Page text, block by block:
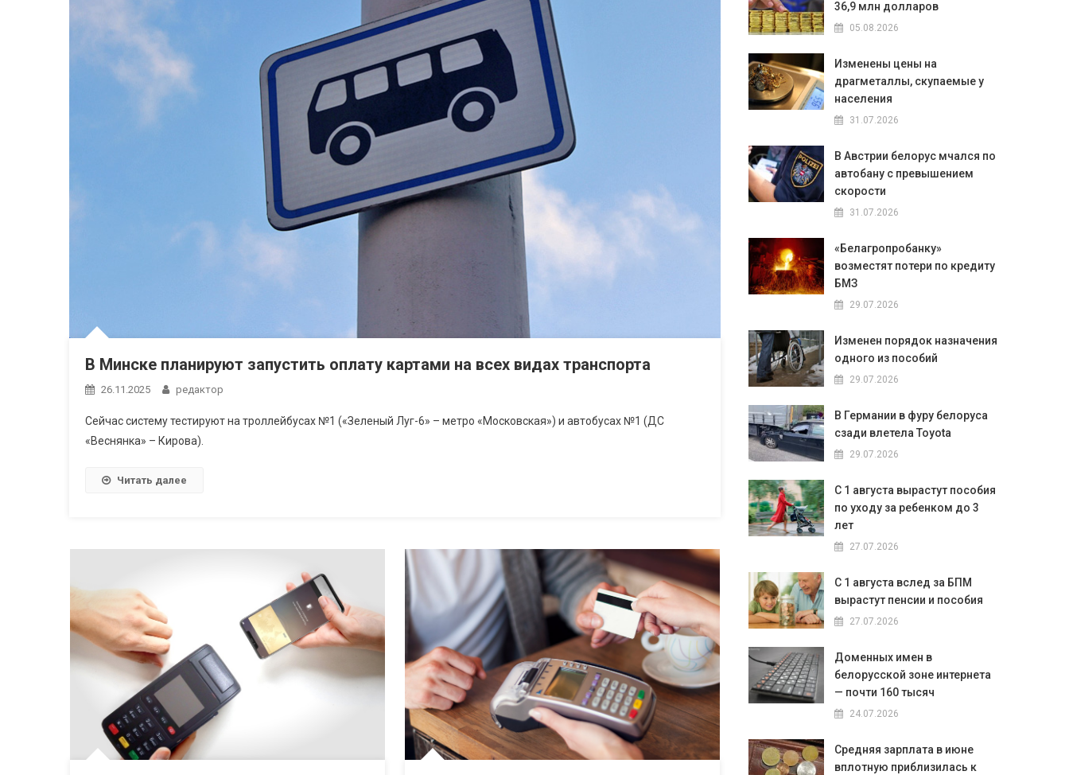
В Минске планируют запустить оплату картами на всех видах транспорта
26.11.2025 редактор
Сейчас систему тестируют на троллейбусах №1 («Зеленый Луг-6» – метро «Московская») и автобусах №1 (ДС
«Веснянка» – Кирова).
Читать далее
36,9 млн долларов
05.08.2026
Изменены цены на
драгметаллы, скупаемые у
населения
31.07.2026
В Австрии белорус мчался по
автобану с превышением
скорости
31.07.2026
«Белагропробанку»
возместят потери по кредиту
БМЗ
29.07.2026
Изменен порядок назначения
одного из пособий
29.07.2026
В Германии в фуру белоруса
сзади влетела Toyota
29.07.2026
С 1 августа вырастут пособия
по уходу за ребенком до 3
лет
27.07.2026
С 1 августа вслед за БПМ
вырастут пенсии и пособия
27.07.2026
Доменных имен в
белорусской зоне интернета
— почти 160 тысяч
24.07.2026
Средняя зарплата в июне
вплотную приблизилась к